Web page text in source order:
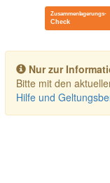
Toggle navigation
Nur zur
Bitte mit den
Hilfe und